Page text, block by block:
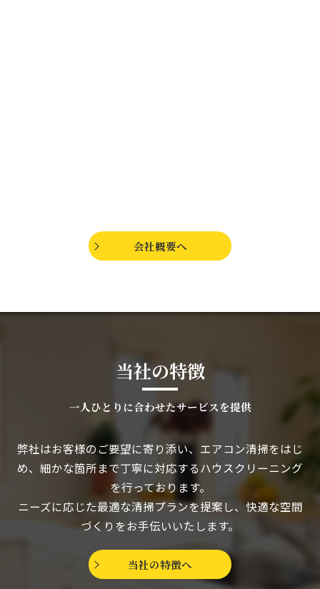
会社概要へ
一人ひとりに合わせたサービスを提供
当社の特徴
弊社はお客様のご要望に寄り添い、エアコン清掃をはじ
め、細かな箇所まで丁寧に対応するハウスクリーニング
を行っております。
ニーズに応じた最適な清掃プランを提案し、快適な空間
づくりをお手伝いいたします。
当社の特徴へ